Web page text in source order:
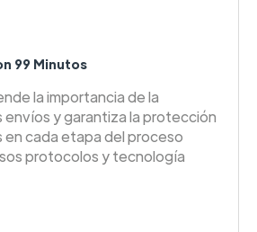
99 Minutos
la importancia de la
envíos y garantiza la protección
cada etapa del proceso
protocolos y tecnología